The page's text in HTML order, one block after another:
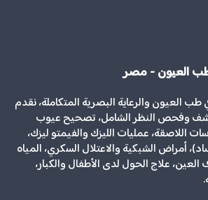
العيون - مصر
العيون والرعاية البصرية المتكاملة، نقدم
وفحص النظر الشامل، تصحيح عيوب
اللاصقة، عمليات الليزك والفيمتو ليزك،
أمراض الشبكية والاعتلال السكري، المياه
العين، علاج الحول لدى الأطفال والكبار،